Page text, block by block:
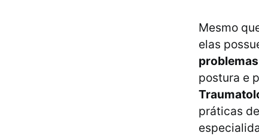
Mesmo
elas
postura e
práticas